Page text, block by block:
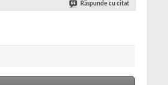
Răspunde cu citat